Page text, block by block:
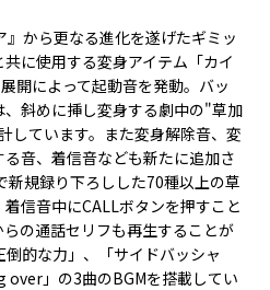
から更なる進化を遂げたギミッ
に使用する変身アイテム「カイ
開によって起動音を発動。バッ
斜めに挿し変身する劇中の"草加
しています。また変身解除音、変
音、着信音なども新たに追加さ
新規録り下ろしした70種以上の草
信音中にCALLボタンを押すこと
の通話セリフも再生することが
的な力」、「サイドバッシャ
over」の3曲のBGMを搭載してい